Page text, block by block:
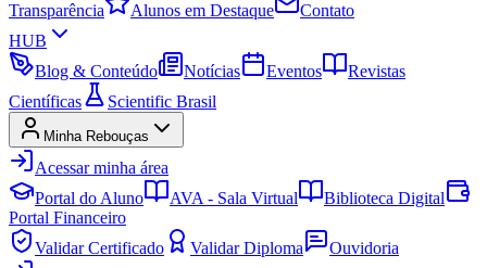
Transparência
Alunos em Destaque
Contato
HUB
Blog & Conteúdo
Notícias Eventos
Revistas
Científicas
Scientific Brasil
Minha Rebouças
Acessar minha área
Portal do Aluno
AVA - Sala Virtual
Biblioteca Digital
Portal Financeiro
Validar Certificado
Validar Diploma
Ouvidoria